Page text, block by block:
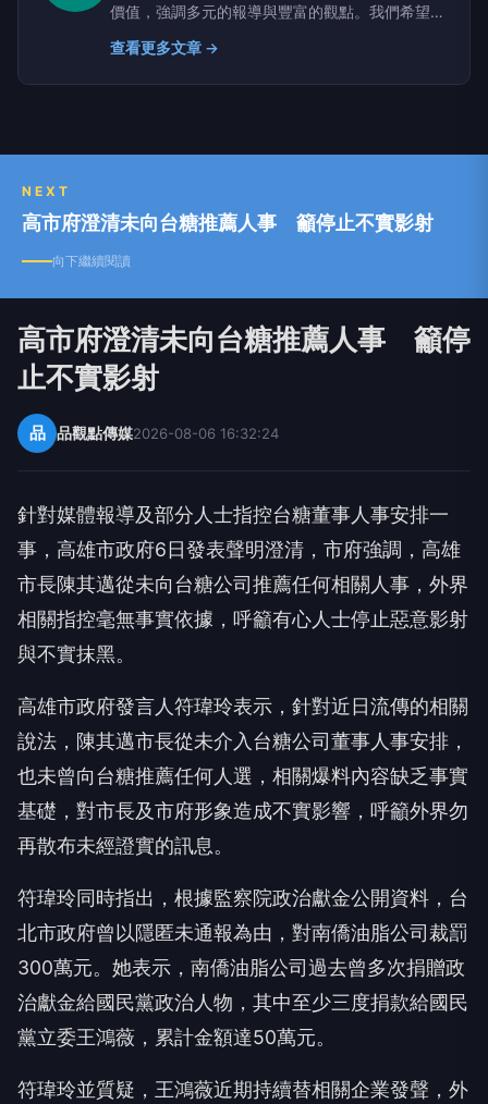
價值，強調多元的報導與豐富的觀點。我們希望提
供讀者具有深度、廣度的原生新聞。
查看更多文章 →
NEXT
高市府澄清未向台糖推薦人事 籲停止不實影射
向下繼續閱讀
高市府澄清未向台糖推薦人事 籲停
止不實影射
品 品觀點傳媒2026-08-06 16:32:24
針對媒體報導及部分人士指控台糖董事人事安排一
事，高雄市政府6日發表聲明澄清，市府強調，高雄
市長陳其邁從未向台糖公司推薦任何相關人事，外界
相關指控毫無事實依據，呼籲有心人士停止惡意影射
與不實抹黑。
高雄市政府發言人符瑋玲表示，針對近日流傳的相關
說法，陳其邁市長從未介入台糖公司董事人事安排，
也未曾向台糖推薦任何人選，相關爆料內容缺乏事實
基礎，對市長及市府形象造成不實影響，呼籲外界勿
再散布未經證實的訊息。
符瑋玲同時指出，根據監察院政治獻金公開資料，台
北市政府曾以隱匿未通報為由，對南僑油脂公司裁罰
300萬元。她表示，南僑油脂公司過去曾多次捐贈政
治獻金給國民黨政治人物，其中至少三度捐款給國民
黨立委王鴻薇，累計金額達50萬元。
符瑋玲並質疑，王鴻薇近期持續替相關企業發聲，外